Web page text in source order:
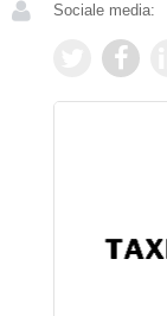
Sociale media: